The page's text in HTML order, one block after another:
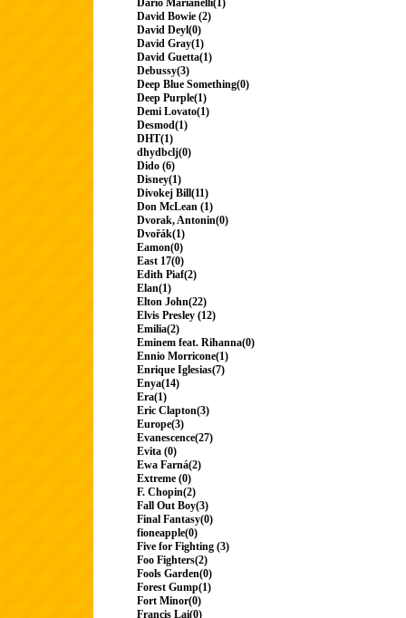
Dario Marianelli(1)
David Bowie (2)
David Deyl(0)
David Gray(1)
David Guetta(1)
Debussy(3)
Deep Blue Something(0)
Deep Purple(1)
Demi Lovato(1)
Desmod(1)
DHT(1)
dhydbclj(0)
Dido (6)
Disney(1)
Divokej Bill(11)
Don McLean (1)
Dvorak, Antonin(0)
Dvořák(1)
Eamon(0)
East 17(0)
Edith Piaf(2)
Elan(1)
Elton John(22)
Elvis Presley (12)
Emilia(2)
Eminem feat. Rihanna(0)
Ennio Morricone(1)
Enrique Iglesias(7)
Enya(14)
Era(1)
Eric Clapton(3)
Europe(3)
Evanescence(27)
Evita (0)
Ewa Farná(2)
Extreme (0)
F. Chopin(2)
Fall Out Boy(3)
Final Fantasy(0)
fioneapple(0)
Five for Fighting (3)
Foo Fighters(2)
Fools Garden(0)
Forest Gump(1)
Fort Minor(0)
Francis Lai(0)